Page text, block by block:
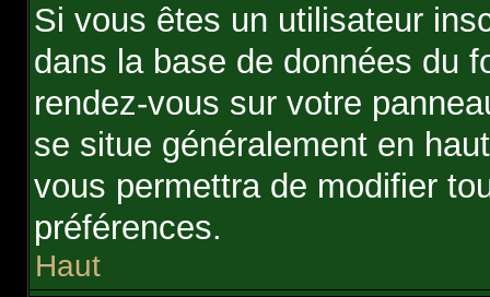
Si vous êtes un utilisateur
dans la base de données du
rendez-vous sur votre
se situe généralement en
vous permettra de modifier
préférences.
Haut